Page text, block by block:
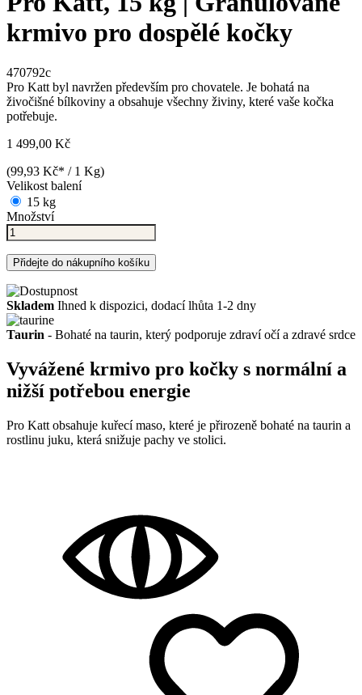
krmivo pro dospělé kočky
470792c
Pro Katt byl navržen především pro chovatele. Je bohatá na
živočišné bílkoviny a obsahuje všechny živiny, které vaše kočka
potřebuje.
1 499,00 Kč
(99,93 Kč* / 1 Kg)
Velikost balení
15 kg
Množství
Přidejte do nákupního košíku
Skladem Ihned k dispozici, dodací lhůta 1-2 dny
Taurin - Bohaté na taurin, který podporuje zdraví očí a zdravé srdce
Vyvážené krmivo pro kočky s normální a
nižší potřebou energie
Pro Katt obsahuje kuřecí maso, které je přirozeně bohaté na taurin a
rostlinu juku, která snižuje pachy ve stolici.